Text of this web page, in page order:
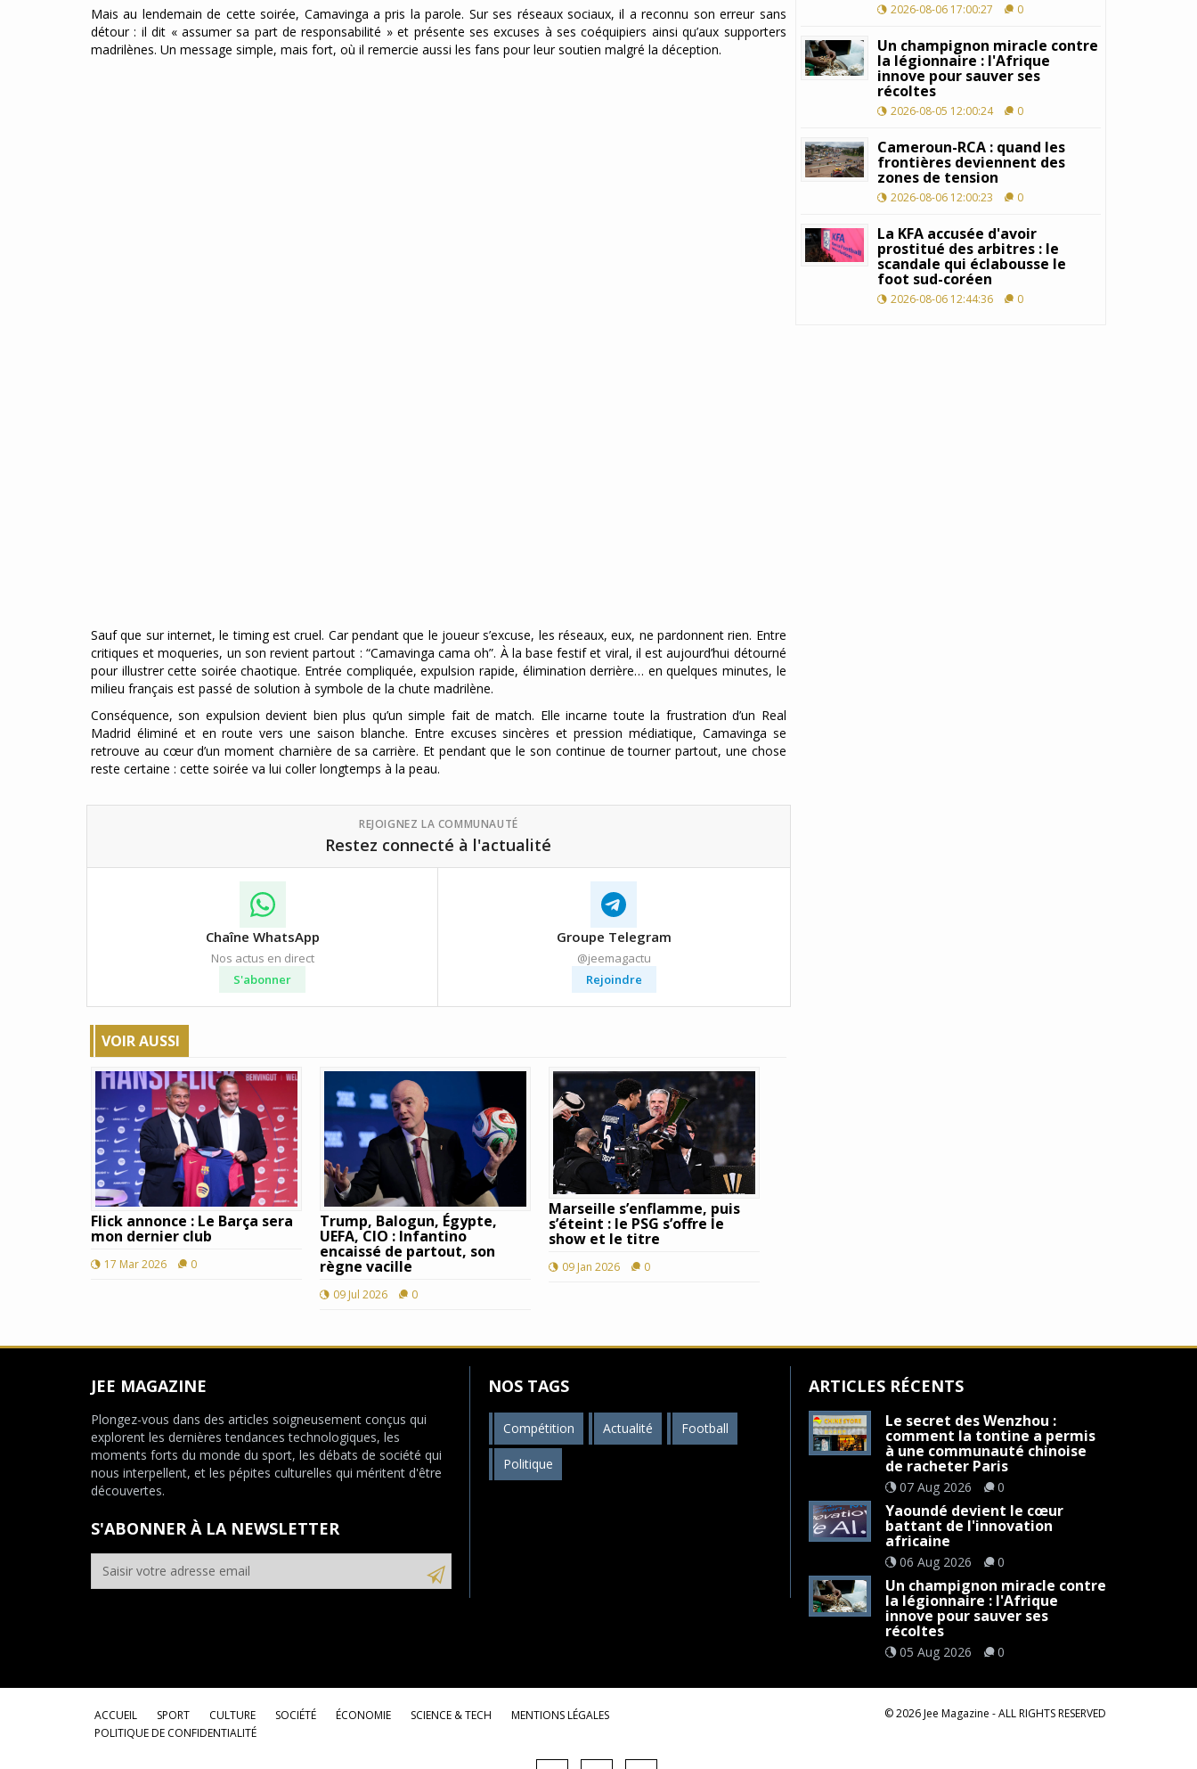
Mais au lendemain de cette soirée, Camavinga a pris la parole. Sur ses réseaux sociaux, il a reconnu son erreur sans
détour : il dit « assumer sa part de responsabilité » et présente ses excuses à ses coéquipiers ainsi qu’aux supporters
madrilènes. Un message simple, mais fort, où il remercie aussi les fans pour leur soutien malgré la déception.
Sauf que sur internet, le timing est cruel. Car pendant que le joueur s’excuse, les réseaux, eux, ne pardonnent rien. Entre
critiques et moqueries, un son revient partout : “Camavinga cama oh”. À la base festif et viral, il est aujourd’hui détourné
pour illustrer cette soirée chaotique. Entrée compliquée, expulsion rapide, élimination derrière… en quelques minutes, le
milieu français est passé de solution à symbole de la chute madrilène.
Conséquence, son expulsion devient bien plus qu’un simple fait de match. Elle incarne toute la frustration d’un Real
Madrid éliminé et en route vers une saison blanche. Entre excuses sincères et pression médiatique, Camavinga se
retrouve au cœur d’un moment charnière de sa carrière. Et pendant que le son continue de tourner partout, une chose
reste certaine : cette soirée va lui coller longtemps à la peau.
REJOIGNEZ LA COMMUNAUTÉ
Restez connecté à l'actualité
Chaîne WhatsApp
Nos actus en direct
S'abonner
Groupe Telegram
@jeemagactu
Rejoindre
VOIR AUSSI
Flick annonce : Le Barça sera
mon dernier club
17 Mar 2026 0
Trump, Balogun, Égypte,
UEFA, CIO : Infantino
encaissé de partout, son
règne vacille
09 Jul 2026 0
Marseille s’enflamme, puis
s’éteint : le PSG s’offre le
show et le titre
09 Jan 2026 0
2026-08-06 17:00:27 0
Un champignon miracle contre
la légionnaire : l'Afrique
innove pour sauver ses
récoltes
2026-08-05 12:00:24 0
Cameroun-RCA : quand les
frontières deviennent des
zones de tension
2026-08-06 12:00:23 0
La KFA accusée d'avoir
prostitué des arbitres : le
scandale qui éclabousse le
foot sud-coréen
2026-08-06 12:44:36 0
JEE MAGAZINE
Plongez-vous dans des articles soigneusement conçus qui
explorent les dernières tendances technologiques, les
moments forts du monde du sport, les débats de société qui
nous interpellent, et les pépites culturelles qui méritent d'être
découvertes.
S'ABONNER À LA NEWSLETTER
NOS TAGS
Compétition Actualité Football
Politique
ARTICLES RÉCENTS
Le secret des Wenzhou :
comment la tontine a permis
à une communauté chinoise
de racheter Paris
07 Aug 2026 0
Yaoundé devient le cœur
battant de l'innovation
africaine
06 Aug 2026 0
Un champignon miracle contre
la légionnaire : l'Afrique
innove pour sauver ses
récoltes
05 Aug 2026 0
ACCUEIL SPORT CULTURE SOCIÉTÉ ÉCONOMIE SCIENCE & TECH
MENTIONS LÉGALES
POLITIQUE DE CONFIDENTIALITÉ
©2026 Jee Magazine - ALL RIGHTS RESERVED